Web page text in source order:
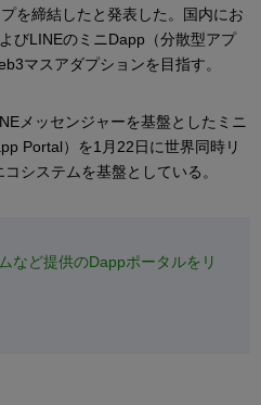
を締結したと発表した。国内にお
びLINEのミニDapp（分散型アプ
マスアダプションを目指す。
メッセンジャーを基盤としたミニ
Portal）を1月22日に世界同時リ
システムを基盤としている。
など提供のDappポータルをリ